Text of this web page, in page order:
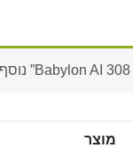
מוצר